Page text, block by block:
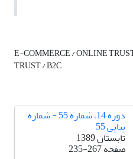
E-COMMERCE / ONLINE
TRUST / B2C
دوره 14، شماره 55 - شماره
پیاپی 55
تابستان 1389
صفحه235-267